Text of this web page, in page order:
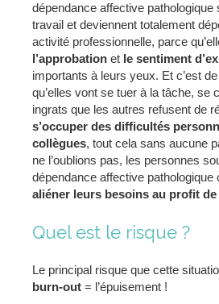
dépendance affective pathologique
travail et deviennent totalement
activité professionnelle, parce
l’approbation et le sentiment
importants à leurs yeux. Et c’est
qu’elles vont se tuer à la tâche, se
ingrats que les autres refusent de
s’occuper des difficultés
collègues, tout cela sans aucune
ne l’oublions pas, les personnes
dépendance affective pathologique
aliéner leurs besoins au profit
Quel est le risque ?
Le principal risque que cette
burn-out = l’épuisement !